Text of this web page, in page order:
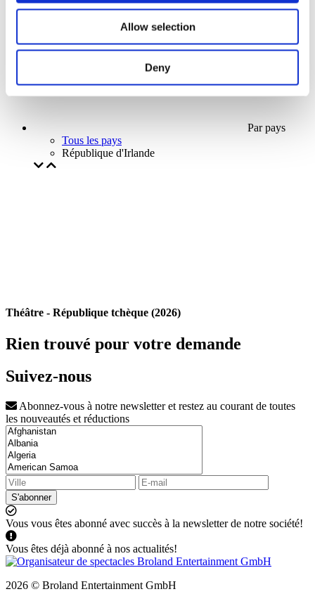
Allow selection
Deny
Appliquer
Par pays
Tous les pays
République d'Irlande
Théâtre - République tchèque (2026)
Rien trouvé pour votre demande
Suivez-nous
Abonnez-vous à notre newsletter et restez au courant de toutes
les nouveautés et réductions
S'abonner
Vous vous êtes abonné avec succès à la newsletter de notre société!
Vous êtes déjà abonné à nos actualités!
2026 © Broland Entertainment GmbH